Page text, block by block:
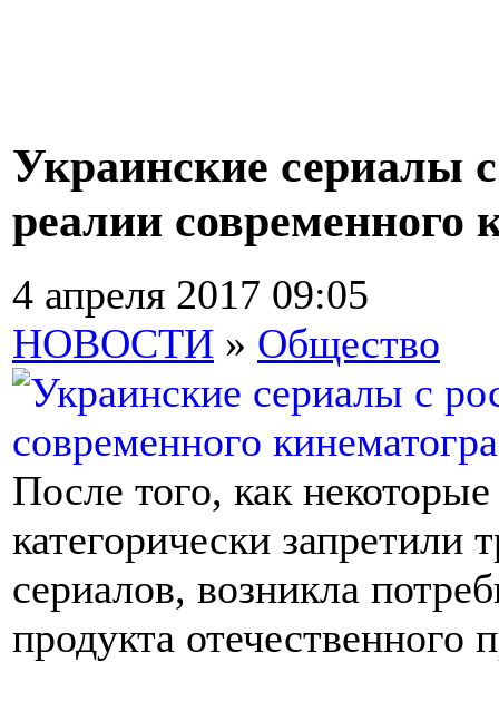
Украинские сериалы
реалии современного
4 апреля 2017 09:05
НОВОСТИ » Общество
После того, как
категорически запретили
сериалов, возникла
продукта отечественного